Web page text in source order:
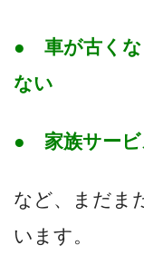
● 車が古くな
ない
● 家族サービ
など、まだま
います。